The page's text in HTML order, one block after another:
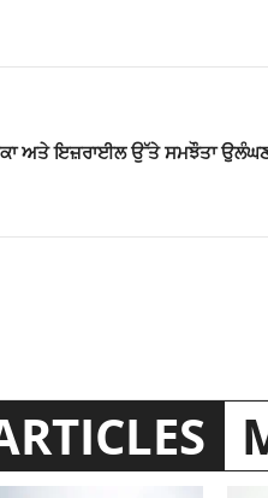
ਅਤੇ ਇਜ਼ਰਾਈਲ ਉੱਤੇ ਸਮਝੌਤਾ